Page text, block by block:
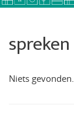
spreken
Niets gevonden.